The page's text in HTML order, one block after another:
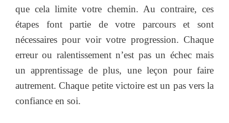
que cela limite votre chemin. Au contraire, ces
étapes font partie de votre parcours et sont
nécessaires pour voir votre progression. Chaque
erreur ou ralentissement n’est pas un échec mais
un apprentissage de plus, une leçon pour faire
autrement. Chaque petite victoire est un pas vers la
confiance en soi.